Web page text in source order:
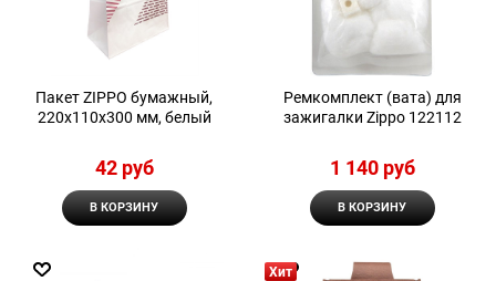
Пакет ZIPPO бумажный,
220x110x300 мм, белый
42 руб
В КОРЗИНУ
Ремкомплект (вата) для
зажигалки Zippo 122112
1 140 руб
В КОРЗИНУ
Хит